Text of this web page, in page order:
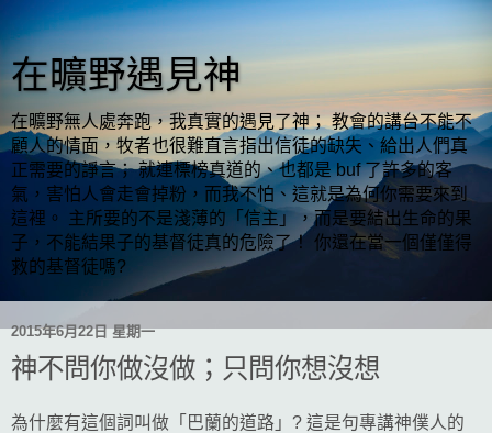
在曠野遇見神
在曠野無人處奔跑，我真實的遇見了神； 教會的講台不能不
顧人的情面，牧者也很難直言指出信徒的缺失、給出人們真
正需要的諍言； 就連標榜真道的、也都是 buf 了許多的客
氣，害怕人會走會掉粉，而我不怕、這就是為何你需要來到
這裡。 主所要的不是淺薄的「信主」，而是要結出生命的果
子，不能結果子的基督徒真的危險了！ 你還在當一個僅僅得
救的基督徒嗎?
2015年6月22日 星期一
神不問你做沒做；只問你想沒想
為什麼有這個詞叫做「巴蘭的道路」? 這是句專講神僕人的